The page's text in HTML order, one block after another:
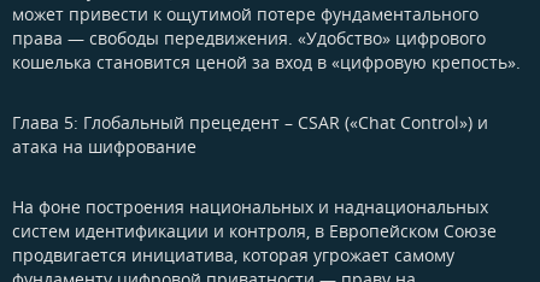
может привести к ощутимой потере фундаментального
права — свободы передвижения. «Удобство» цифрового
кошелька становится ценой за вход в «цифровую крепость».
Глава 5: Глобальный прецедент – CSAR («Chat Control») и
атака на шифрование​
На фоне построения национальных и наднациональных
систем идентификации и контроля, в Европейском Союзе
продвигается инициатива, которая угрожает самому